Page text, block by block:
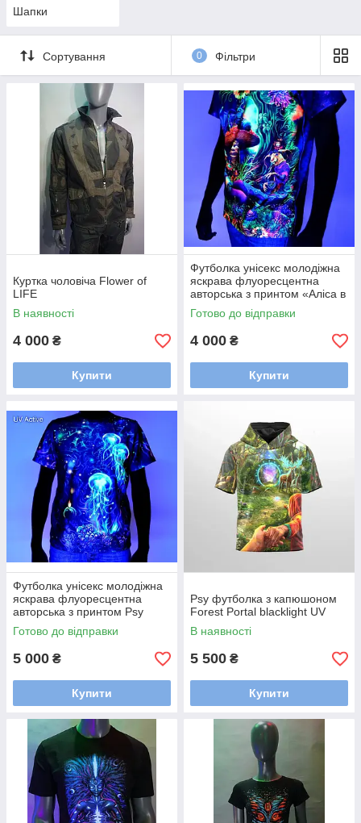
цілий рік, відрізняючись тільки дизайном і типом тканини від
сезону до сезону. Сьогодні серед лонгслівів виділяють такі
моделі:
класичні;
утеплені;
casual.
Шапки
Сортування 0 Фільтри
Куртка чоловіча Flower of
LIFE
В наявності
4 000 ₴
Купити
Футболка унісекс молодіжна
яскрава флуоресцентна
авторська з принтом «Аліса в
психоделічній країні чудес»
Готово до відправки
4 000 ₴
Купити
Футболка унісекс молодіжна
яскрава флуоресцентна
авторська з принтом Psy
blacklight UV active «Медуза»
Готово до відправки
5 000 ₴
Купити
Psy футболка з капюшоном
Forest Portal blacklight UV
В наявності
5 500 ₴
Купити